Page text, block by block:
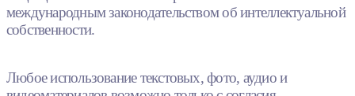
международным законодательством об интеллектуальной
собственности.
Любое использование текстовых, фото, аудио и